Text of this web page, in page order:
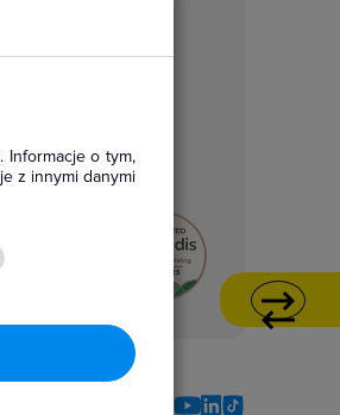
Informacje o tym,
z innymi danymi